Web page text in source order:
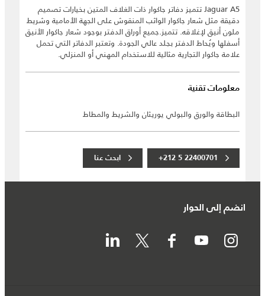
Jaguar A5 تتميز دفاتر جاكوار ذات الغلاف المتين بخيارات تصميم
دقيقة مثل شعار جاكوار الواثب المنقوش على الجهة الأمامية وشريط
ملون أنيق لإغلاقه. تتميز.جميع أوراق الدفتر بوجود شعار جاكوار الأنيق
أسفلها ويُحاط الدفتر بجلد عالي الجودة. وتعتبر الدفاتر التي تحمل
علامة جاكوار التجارية مثالية للاستخدام المهني أو المنزلي.
معلومات تقنية
البطاقة والورق والبولي يوريثان والشريط والمطاط
+212 5 22400701 ابحث عنا
انضم إلى الحوار